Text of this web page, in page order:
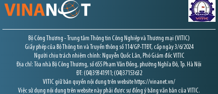
Bộ Công Thương - Trung tâm Thông tin Công Nghiệp và Thương mại (VITIC)
Giấy phép của Bộ Thông tin và Truyền thông số 114/GP-TTĐT, cấp ngày 3/6/2024
Người chịu trách nhiệm chính: Nguyễn Quốc Lân, Phó Giám đốc VITIC
Địa chỉ: Tòa nhà Bộ Công Thương, số 655 Phạm Văn Đồng, phường Nghĩa Đô, Tp. Hà Nội
ĐT: (04)39341911; (04)37153632
VITIC giữ bản quyền nội dung trên website https://vinanet.vn/
Việc sử dụng nội dung trên website này phải được sự đồng ý bằng văn bản của VITIC.